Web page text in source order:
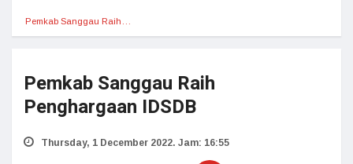
Pemkab Sanggau Raih…
Pemkab Sanggau Raih
Penghargaan IDSDB
Thursday, 1 December 2022. Jam: 16:55